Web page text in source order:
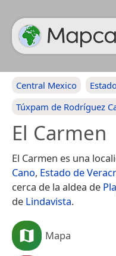
Central Mexico
Túxpam de Rodríguez
El Carmen
El Carmen es una
Cano, Estado de
cerca de la aldea de
de Lindavista.
Mapa